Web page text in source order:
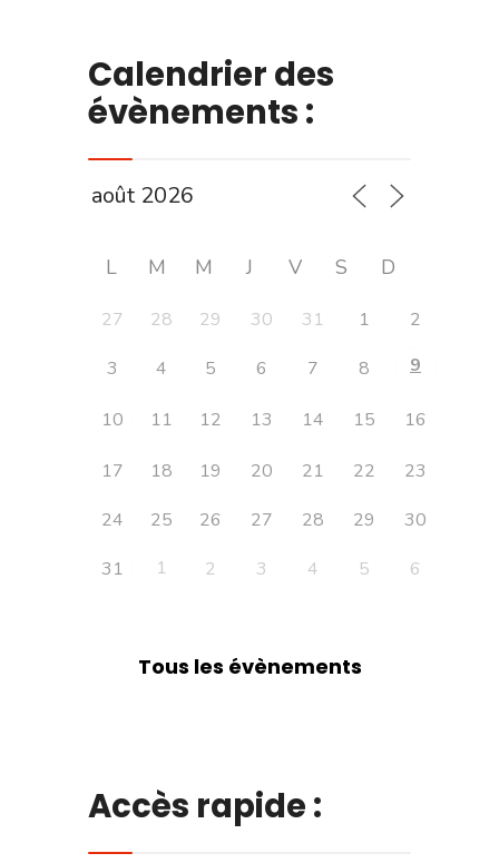
Calendrier des
évènements :
L M M J V S D
27 28 29 30 31 1
2
3
4 5 6 7 8 9
10 11 12 13 14 15 16
17 18 19 20 21 22
23
24
25 26 27 28 29
30
31
1 2 3 4 5 6
Tous les évènements
Accès rapide :